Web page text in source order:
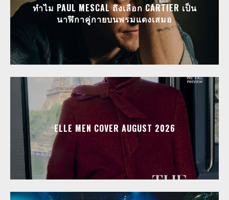
ทำไม PAUL MESCAL ถึงเลือก CARTIER เป็น
นาฬิกาคู่กายบนพรมแดงเสมอ
ELLE MEN COVER AUGUST 2026